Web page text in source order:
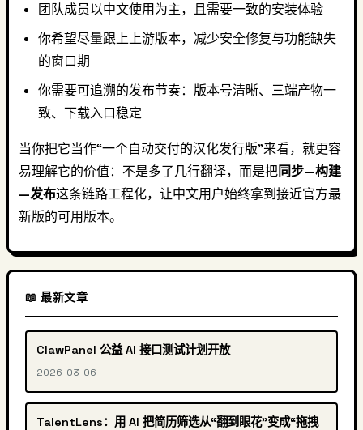
团队成员以中文使用为主，且需要一致的安装体验
你希望尽量跟上上游版本，减少安全修复与功能缺失
的窗口期
你需要可追溯的发布节奏：版本号清晰、三端产物一
致、下载入口稳定
当你把它当作“一个自动交付的汉化发行版”来看，就更容
易理解它的价值：不是多了几行翻译，而是把同步—构建
—发布这条链路工程化，让中文用户始终拿到接近官方最
新版的可用版本。
📖 最新文章
ClawPanel 公益 AI 接口测试计划开放
2026-03-06
TalentLens：用 AI 把简历筛选从“翻到眼花”变成“拖拽